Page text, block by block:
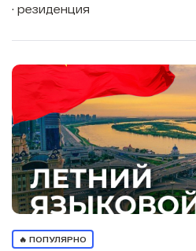
резиденция
🔥 ПОПУЛЯРНО